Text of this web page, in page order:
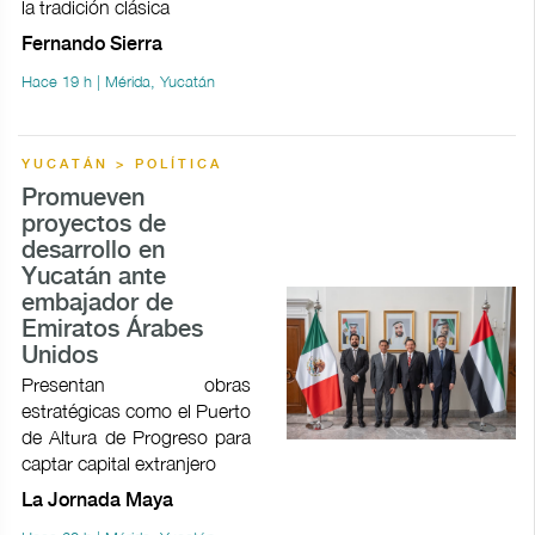
la tradición clásica
Fernando Sierra
Hace 19 h | Mérida, Yucatán
YUCATÁN > POLÍTICA
Promueven
proyectos de
desarrollo en
Yucatán ante
embajador de
Emiratos Árabes
Unidos
Presentan obras
estratégicas como el Puerto
de Altura de Progreso para
captar capital extranjero
La Jornada Maya